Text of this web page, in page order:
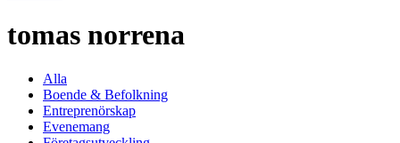
tomas norrena
Alla
Boende & Befolkning
Entreprenörskap
Evenemang